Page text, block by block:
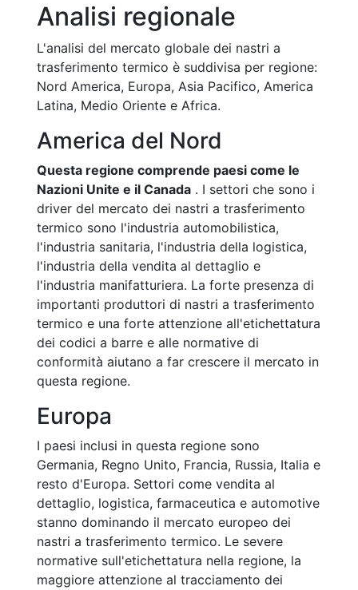
Analisi regionale
L'analisi del mercato globale dei nastri a
trasferimento termico è suddivisa per regione:
Nord America, Europa, Asia Pacifico, America
Latina, Medio Oriente e Africa.
America del Nord
Questa regione comprende paesi come le
Nazioni Unite e il Canada . I settori che sono i
driver del mercato dei nastri a trasferimento
termico sono l'industria automobilistica,
l'industria sanitaria, l'industria della logistica,
l'industria della vendita al dettaglio e
l'industria manifatturiera. La forte presenza di
importanti produttori di nastri a trasferimento
termico e una forte attenzione all'etichettatura
dei codici a barre e alle normative di
conformità aiutano a far crescere il mercato in
questa regione.
Europa
I paesi inclusi in questa regione sono
Germania, Regno Unito, Francia, Russia, Italia e
resto d'Europa. Settori come vendita al
dettaglio, logistica, farmaceutica e automotive
stanno dominando il mercato europeo dei
nastri a trasferimento termico. Le severe
normative sull'etichettatura nella regione, la
maggiore attenzione al tracciamento dei